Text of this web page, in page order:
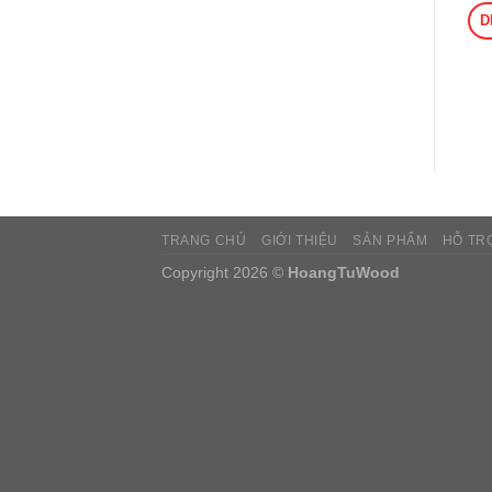
TRANG CHỦ GIỚI THIỆU SẢN PHẨM HỖ
Copyright 2026 © HoangTuWood